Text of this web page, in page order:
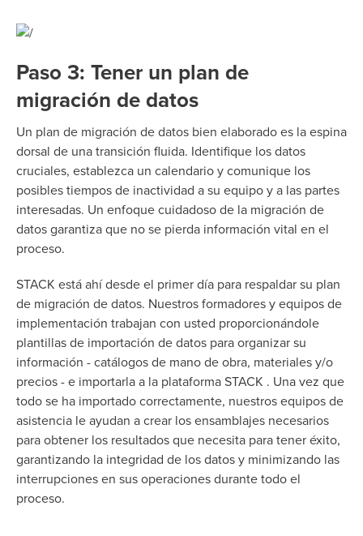
Paso 3: Tener un plan de
migración de datos
Un plan de migración de datos bien elaborado es la espina
dorsal de una transición fluida. Identifique los datos
cruciales, establezca un calendario y comunique los
posibles tiempos de inactividad a su equipo y a las partes
interesadas. Un enfoque cuidadoso de la migración de
datos garantiza que no se pierda información vital en el
proceso.
STACK está ahí desde el primer día para respaldar su plan
de migración de datos. Nuestros formadores y equipos de
implementación trabajan con usted proporcionándole
plantillas de importación de datos para organizar su
información - catálogos de mano de obra, materiales y/o
precios - e importarla a la plataforma STACK . Una vez que
todo se ha importado correctamente, nuestros equipos de
asistencia le ayudan a crear los ensamblajes necesarios
para obtener los resultados que necesita para tener éxito,
garantizando la integridad de los datos y minimizando las
interrupciones en sus operaciones durante todo el
proceso.